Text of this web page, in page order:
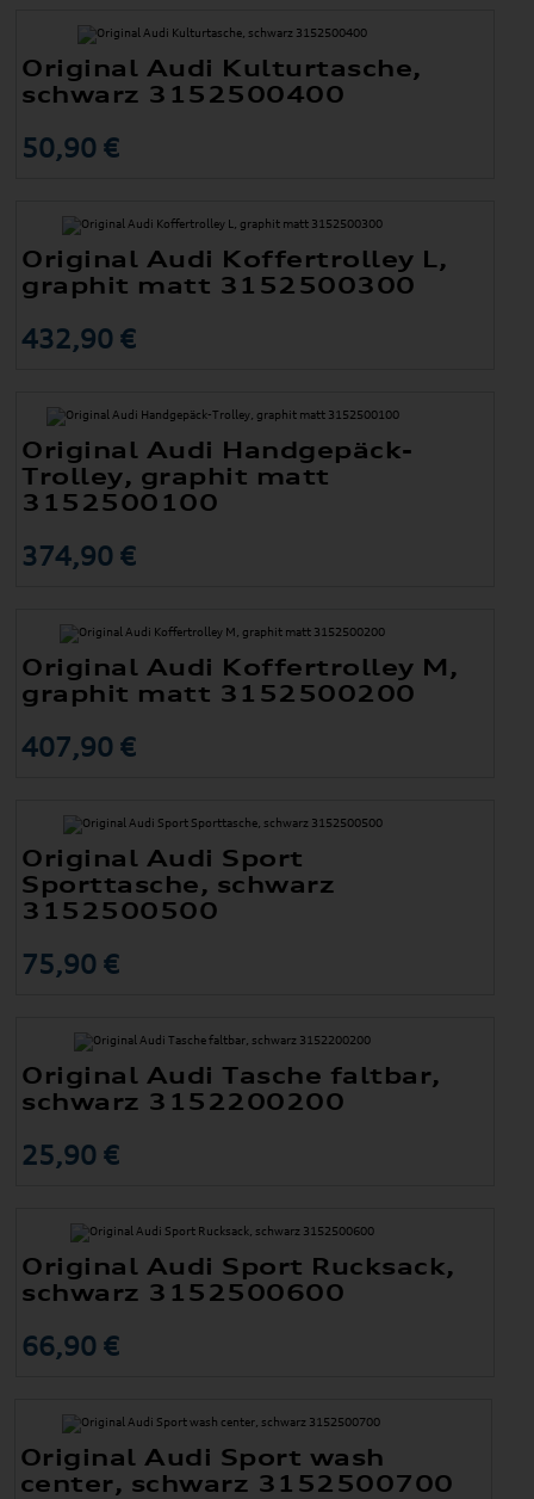
Original Audi Kulturtasche,
schwarz 3152500400
50,90 €
Original Audi Koffertrolley L,
graphit matt 3152500300
432,90 €
Original Audi Handgepäck-
Trolley, graphit matt
3152500100
374,90 €
Original Audi Koffertrolley M,
graphit matt 3152500200
407,90 €
Original Audi Sport
Sporttasche, schwarz
3152500500
75,90 €
Original Audi Tasche faltbar,
schwarz 3152200200
25,90 €
Original Audi Sport Rucksack,
schwarz 3152500600
66,90 €
Original Audi Sport wash
center, schwarz 3152500700